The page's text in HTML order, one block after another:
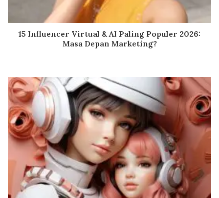
15 Influencer Virtual & AI Paling Populer 2026:
Masa Depan Marketing?